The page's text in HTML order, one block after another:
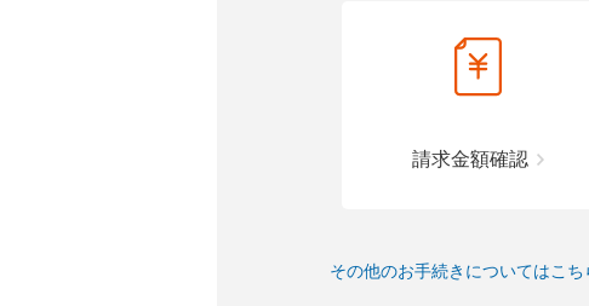
請求金額確認
その他のお手続きについてはこち